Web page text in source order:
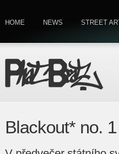
HOME NEWS STREET
Blackout* no. 1